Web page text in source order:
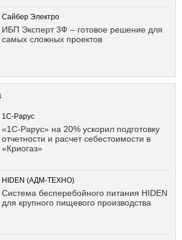
Сайбер Электро
ИБП Эксперт 3Ф – готовое решение для
самых сложных проектов
1С-Рарус
«1С-Рарус» на 20% ускорил подготовку
отчетности и расчет себестоимости в
«Криогаз»
HIDEN (АДМ-ТЕХНО)
Система бесперебойного питания HIDEN
для крупного пищевого производства